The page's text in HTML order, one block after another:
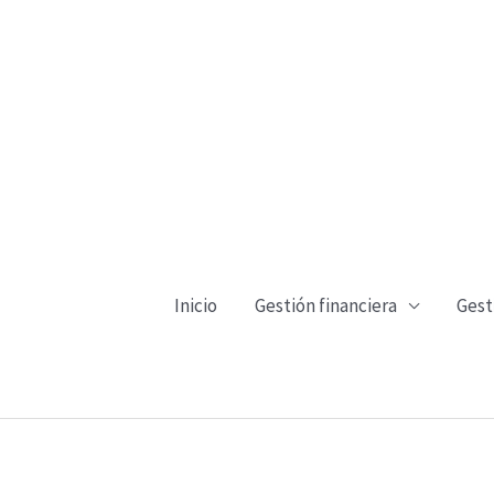
Inicio Gestión financiera